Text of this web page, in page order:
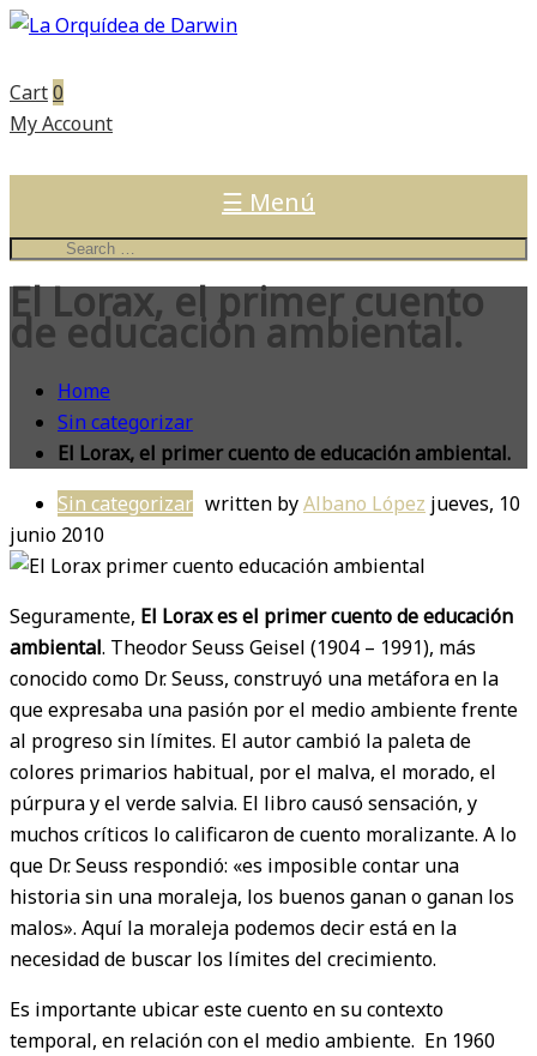
Cart0
My Account
☰ Menú
El Lorax, el primer cuento
de educación ambiental.
Home
Sin categorizar
El Lorax, el primer cuento de educación ambiental.
Sin categorizar written byAlbano López jueves, 10
junio 2010
Seguramente, El Lorax es el primer cuento de educación
ambiental. Theodor Seuss Geisel (1904 – 1991), más
conocido como Dr. Seuss, construyó una metáfora en la
que expresaba una pasión por el medio ambiente frente
al progreso sin límites. El autor cambió la paleta de
colores primarios habitual, por el malva, el morado, el
púrpura y el verde salvia. El libro causó sensación, y
muchos críticos lo calificaron de cuento moralizante. A lo
que Dr. Seuss respondió: «es imposible contar una
historia sin una moraleja, los buenos ganan o ganan los
malos». Aquí la moraleja podemos decir está en la
necesidad de buscar los límites del crecimiento.
Es importante ubicar este cuento en su contexto
temporal, en relación con el medio ambiente. En 1960